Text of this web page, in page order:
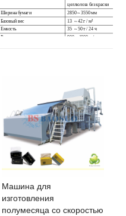
целлюлоза без краски
Ширина бумаги
2850 ~ 3550 мм
Базовый вес
13 ~42г /м²
Емкость 35 ~50 т / 24 ч
Расчетная скорость
900 ~ 1000 м / мин
Рулон одним касанием
5 ~ 10 т
Потребление электроэнергии
280 ~ 320 кВт / ч
Расход пара
1,8 ~ 2,1 т
Машина для
изготовления
полумесяца со скоростью